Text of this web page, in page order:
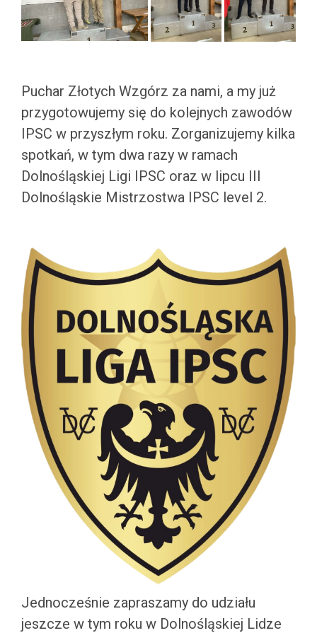
Puchar Złotych Wzgórz za nami, a my już
przygotowujemy się do kolejnych zawodów
IPSC w przyszłym roku. Zorganizujemy kilka
spotkań, w tym dwa razy w ramach
Dolnośląskiej Ligi IPSC oraz w lipcu III
Dolnośląskie Mistrzostwa IPSC level 2.
Jednocześnie zapraszamy do udziału
jeszcze w tym roku w Dolnośląskiej Lidze